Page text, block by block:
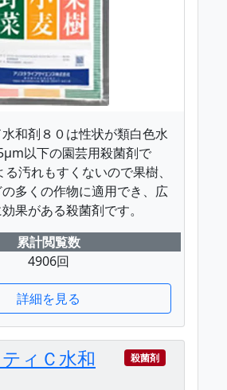
和剤８０は性状が類白色水
以下の園芸用殺菌剤で
汚れもすくないので果樹、
多くの作物に適用でき、広
果がある殺菌剤です。
累計閲覧数
4906回
詳細を見る
ィＣ水和
殺菌剤